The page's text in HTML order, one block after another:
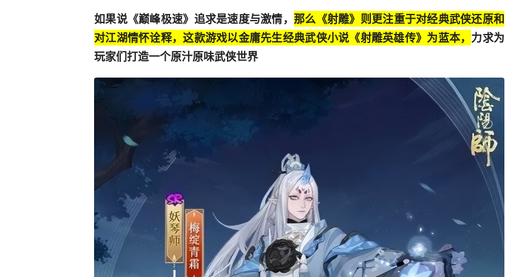
如果说《巅峰极速》追求是速度与激情， 那么《射雕》则更注重于对经典武侠还原和
对江湖情怀诠释，这款游戏以金庸先生经典武侠小说《射雕英雄传》为蓝本， 力求为
玩家们打造一个原汁原味武侠世界